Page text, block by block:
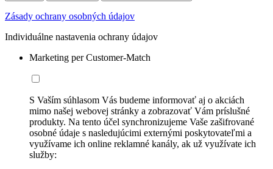
Zásady ochrany osobných údajov
Individuálne nastavenia ochrany údajov
Marketing per Customer-Match
S Vaším súhlasom Vás budeme informovať aj o akciách
mimo našej webovej stránky a zobrazovať Vám príslušné
produkty. Na tento účel synchronizujeme Vaše zašifrované
osobné údaje s nasledujúcimi externými poskytovateľmi a
využívame ich online reklamné kanály, ak už využívate ich
služby: